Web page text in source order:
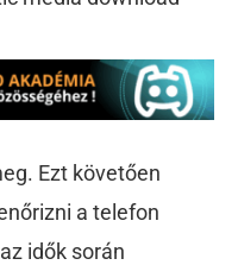
Ezt követően
a telefon
idők során